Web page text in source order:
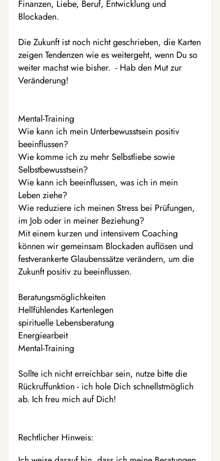
Finanzen, Liebe, Beruf, Entwicklung und
Blockaden.
Die Zukunft ist noch nicht geschrieben, die Karten
zeigen Tendenzen wie es weitergeht, wenn Du so
weiter machst wie bisher. - Hab den Mut zur
Veränderung!
Mental-Training
Wie kann ich mein Unterbewusstsein positiv
beeinflussen?
Wie komme ich zu mehr Selbstliebe sowie
Selbstbewusstsein?
Wie kann ich beeinflussen, was ich in mein
Leben ziehe?
Wie reduziere ich meinen Stress bei Prüfungen,
im Job oder in meiner Beziehung?
Mit einem kurzen und intensivem Coaching
können wir gemeinsam Blockaden auflösen und
festverankerte Glaubenssätze verändern, um die
Zukunft positiv zu beeinflussen.
Beratungsmöglichkeiten
Hellfühlendes Kartenlegen
spirituelle Lebensberatung
Energiearbeit
Mental-Training
Sollte ich nicht erreichbar sein, nutze bitte die
Rückruffunktion - ich hole Dich schnellstmöglich
ab. Ich freu mich auf Dich!
Rechtlicher Hinweis: